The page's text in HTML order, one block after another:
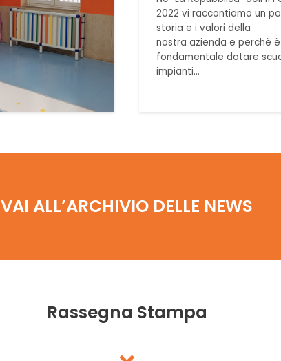
2022 vi raccontiamo un
storia e i valori della
nostra azienda e perchè è
fondamentale dotare
impianti…
VAI ALL’ARCHIVIO DELLE NEWS
Rassegna Stampa